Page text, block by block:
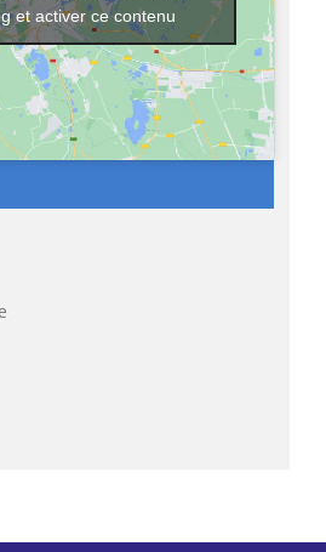
et activer ce contenu